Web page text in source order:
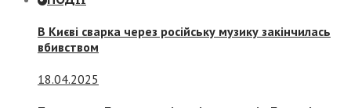
В Києві сварка через російську музику закінчилась
вбивством
18.04.2025